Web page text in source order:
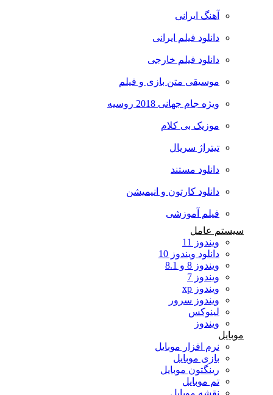
آهنگ ایرانی
دانلود فیلم ایرانی
دانلود فیلم خارجی
موسیقی متن بازی و فیلم
ویژه جام جهانی 2018 روسیه
موزیک بی کلام
تیتراژ سریال
دانلود مستند
دانلود کارتون و انیمیشن
فیلم آموزشی
سیستم عامل
ویندوز 11
دانلود ویندوز 10
ویندوز 8 و 8.1
ویندوز 7
ویندوز xp
ویندوز سرور
لینوکس
ویندوز
نرم افزار موبایل
بازی موبایل
رینگتون موبایل
تم موبایل
نقشه موبایل